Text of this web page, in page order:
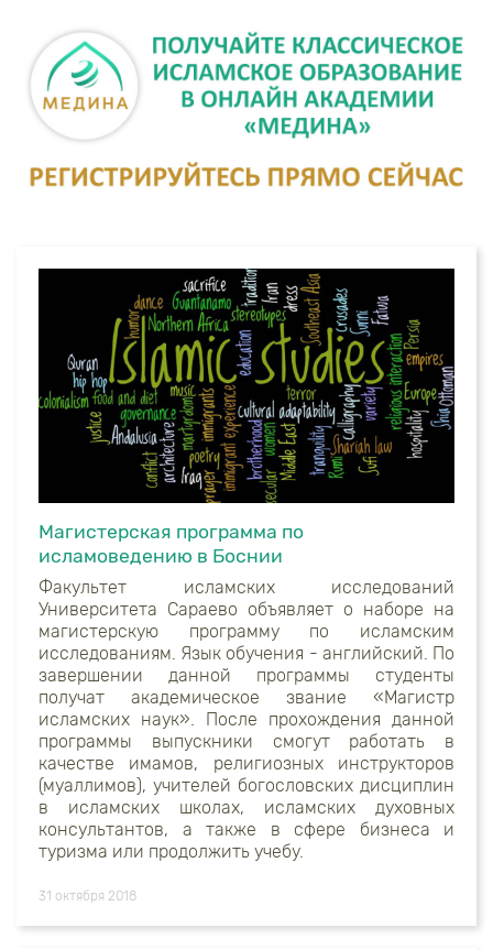
Магистерская программа по
исламоведению в Боснии
Факультет исламских исследований
Университета Сараево объявляет о наборе на
магистерскую программу по исламским
исследованиям. Язык обучения - английский. По
завершении данной программы студенты
получат академическое звание «Магистр
исламских наук». После прохождения данной
программы выпускники смогут работать в
качестве имамов, религиозных инструкторов
(муаллимов), учителей богословских дисциплин
в исламских школах, исламских духовных
консультантов, а также в сфере бизнеса и
туризма или продолжить учебу.
31 октября 2018